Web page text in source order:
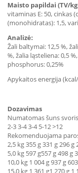
Maisto papildai (TV/kg
vitaminas E: 50, cinkas
(monohidratas): 1,5,
Analizė:
Žali baltymai: 12,5 %,
%, žalia ląsteliena: 0,5
phosphorus: 0,25%
Apykaitos energija
Dozavimas
Numatomas šuns
2-3 3-4 3-4 5-12 >12
Rekomenduojama
2,5 kg 355 g 331 g 296 g
5,0 kg 597 g557 g 498 g
10,0 kg 1 004 g 937 g
15,0 kg 1 361 g1 270 g 1